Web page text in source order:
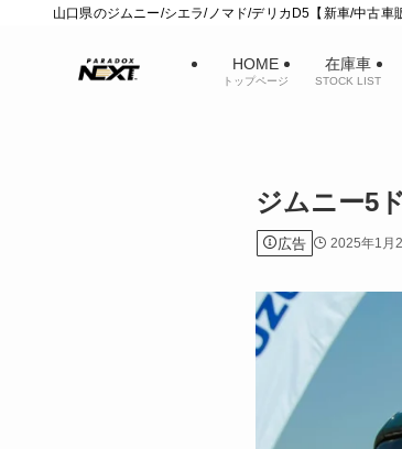
山口県のジムニー/シエラ/ノマド/デリカD5【新車/中古車
HOME
トップページ
在庫車
STOCK LIST
ジムニー5
広告 2025年1月